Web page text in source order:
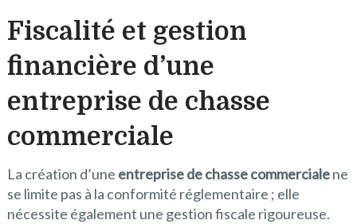
Fiscalité et gestion
financière d’une
entreprise de chasse
commerciale
La création d’une entreprise de chasse commercialene
se limite pas à la conformité réglementaire ; elle
nécessite également une gestion fiscale rigoureuse.